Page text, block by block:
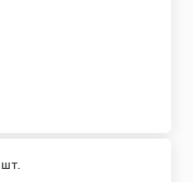
шт.